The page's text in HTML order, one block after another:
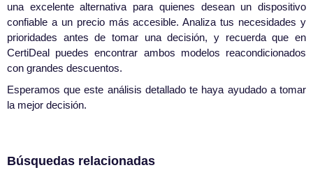
una excelente alternativa para quienes desean un dispositivo
confiable a un precio más accesible. Analiza tus necesidades y
prioridades antes de tomar una decisión, y recuerda que en
CertiDeal puedes encontrar ambos modelos reacondicionados
con grandes descuentos.
Esperamos que este análisis detallado te haya ayudado a tomar
la mejor decisión.
Búsquedas relacionadas